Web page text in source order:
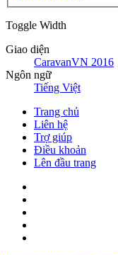
Toggle Width
Giao diện
CaravanVN 2016
Ngôn ngữ
Tiếng Việt
Trang chủ
Liên hệ
Trợ giúp
Điều khoản
Lên đầu trang